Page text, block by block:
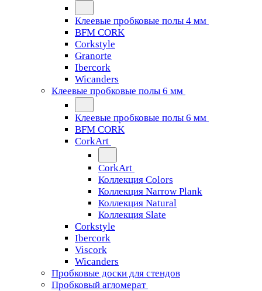
Клеевые пробковые полы 4 мм
BFM CORK
Corkstyle
Granorte
Ibercork
Wicanders
Клеевые пробковые полы 6 мм
Клеевые пробковые полы 6 мм
BFM CORK
CorkArt
CorkArt
Коллекция Colors
Коллекция Narrow Plank
Коллекция Natural
Коллекция Slate
Corkstyle
Ibercork
Viscork
Wicanders
Пробковые доски для стендов
Пробковый агломерат